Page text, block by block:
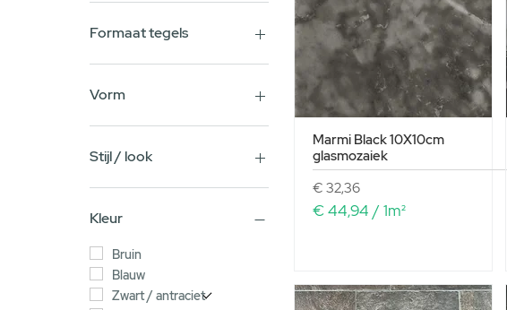
Formaat tegels
75x75cm
20x5cm
35x35cm
50x50cm
40x80cm
7x28cm
30x120cm
45x90cm
32,2 x 48,5cm
Vorm
Vierkant
Visschub
Hexagon
Rechthoek
Stijl / look
Patroon
Terrazzo
Visgraat
Mozaïek
Marmer
Kleur
Bruin
Blauw
Zwart / antraciet
Marmi Black 10X10cm
glasmozaiek
Prijs
€ 32,36
€ 44,94 / 1m²
4
,